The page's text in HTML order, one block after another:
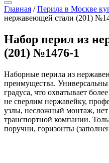
Главная /Перила в Москве
нержавеющей стали (201)
Набор перил из
(201) №1476-1
Наборные перила из
преимущества.
градуса, что охватывает
не сверлим нержавейку,
узлы, несложный монтаж, нет
транспортной компании.
поручни, горизонты